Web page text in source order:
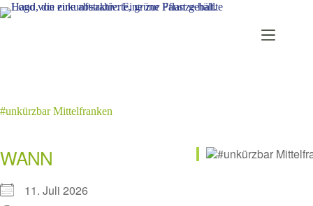
Zum
Inhalt
#unkürzbar Mittelfranken
WANN
11. Juli 2026